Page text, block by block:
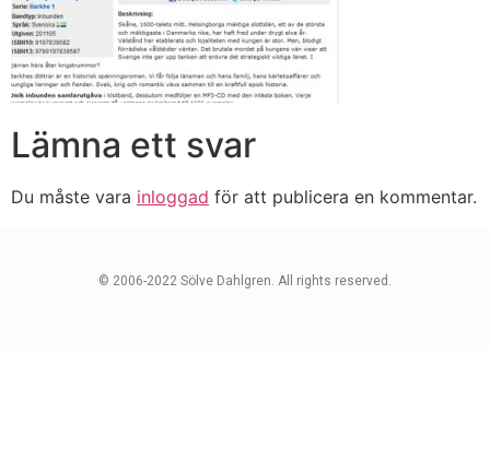
Lämna ett svar
Du måste vara inloggad för att publicera en kommentar.
© 2006-2022 Sölve Dahlgren. All rights reserved.